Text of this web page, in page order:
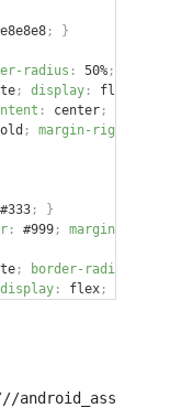
;
}
radius : 50%;
; display: flex
: center;
; margin-right
#333;
}
: #999; margin-top
; border-radius
display: flex;
android_asset/